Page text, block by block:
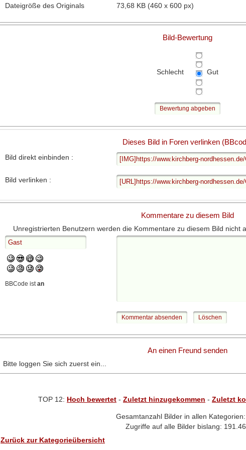
Dateigröße des Originals 73,68 KB (460 x 600 px)
Bild-Bewertung
Schlecht Gut
Dieses Bild in Foren verlinken
Bild direkt einbinden :
Bild verlinken :
Kommentare zu diesem Bild
Unregistrierten Benutzern werden die Kommentare zu diesem Bild nicht
BBCode istan
An einen Freund senden
Bitte loggen Sie sich zuerst ein...
TOP 12: Hoch bewertet - Zuletzt hinzugekommen - Zuletzt
Gesamtanzahl Bilder in allen
Zugriffe auf alle Bilder bislang:
Zurück zur Kategorieübersicht